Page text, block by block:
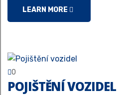
LEARN MORE
0
POJIŠTĚNÍ VOZIDEL